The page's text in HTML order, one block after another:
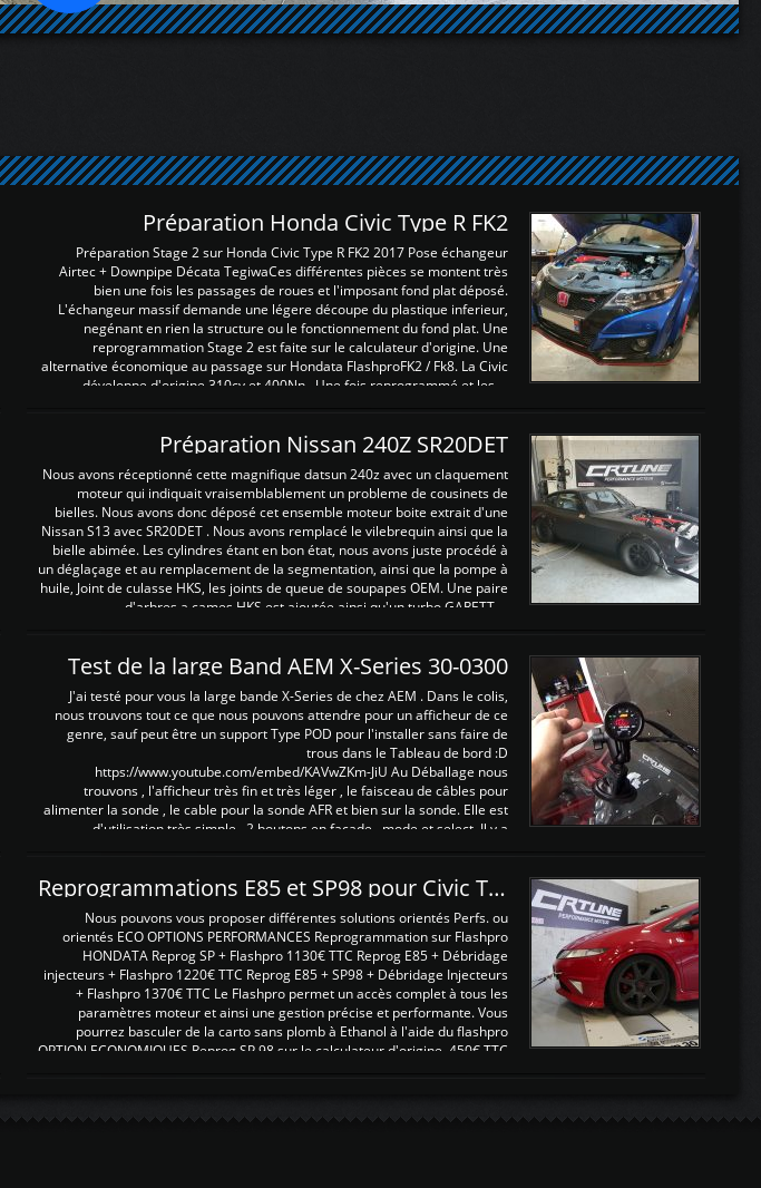
Préparation Honda Civic Type R FK2
Préparation Stage 2 sur Honda Civic Type R FK2 2017 Pose échangeur
Airtec + Downpipe Décata TegiwaCes différentes pièces se montent très
bien une fois les passages de roues et l'imposant fond plat déposé.
L'échangeur massif demande une légere découpe du plastique inferieur,
negénant en rien la structure ou le fonctionnement du fond plat. Une
reprogrammation Stage 2 est faite sur le calculateur d'origine. Une
alternative économique au passage sur Hondata FlashproFK2 / Fk8. La Civic
développe d'origine 310cv et 400Nn , Une fois reprogrammé et les ...
Préparation Nissan 240Z SR20DET
Nous avons réceptionné cette magnifique datsun 240z avec un claquement
moteur qui indiquait vraisemblablement un probleme de cousinets de
bielles. Nous avons donc déposé cet ensemble moteur boite extrait d'une
Nissan S13 avec SR20DET . Nous avons remplacé le vilebrequin ainsi que la
bielle abimée. Les cylindres étant en bon état, nous avons juste procédé à
un déglaçage et au remplacement de la segmentation, ainsi que la pompe à
huile, Joint de culasse HKS, les joints de queue de soupapes OEM. Une paire
d'arbres a cames HKS est ajoutée ainsi qu'un turbo GARETT ...
Test de la large Band AEM X-Series 30-0300
J'ai testé pour vous la large bande X-Series de chez AEM . Dans le colis,
nous trouvons tout ce que nous pouvons attendre pour un afficheur de ce
genre, sauf peut être un support Type POD pour l'installer sans faire de
trous dans le Tableau de bord :D
https://www.youtube.com/embed/KAVwZKm-JiU Au Déballage nous
trouvons , l'afficheur très fin et très léger , le faisceau de câbles pour
alimenter la sonde , le cable pour la sonde AFR et bien sur la sonde. Elle est
d'utilisation très simple , 2 boutons en façade , mode et select. Il y a
Reprogrammations E85 et SP98 pour Civic Type R FN2
Nous pouvons vous proposer différentes solutions orientés Perfs. ou
orientés ECO OPTIONS PERFORMANCES Reprogrammation sur Flashpro
HONDATA Reprog SP + Flashpro 1130€ TTC Reprog E85 + Débridage
injecteurs + Flashpro 1220€ TTC Reprog E85 + SP98 + Débridage Injecteurs
+ Flashpro 1370€ TTC Le Flashpro permet un accès complet à tous les
paramètres moteur et ainsi une gestion précise et performante. Vous
pourrez basculer de la carto sans plomb à Ethanol à l'aide du flashpro
OPTION ECONOMIQUES Reprog SP 98 sur le calculateur d'origine 450€ TTC